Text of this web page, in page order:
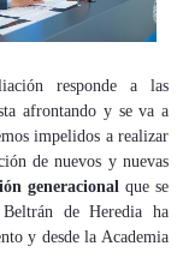
responde a las
afrontando y se va a
impelidos a realizar
de nuevos y nuevas
generacional que se
de Heredia ha
y desde la Academia